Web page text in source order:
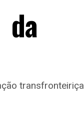
da
transfronteiriça